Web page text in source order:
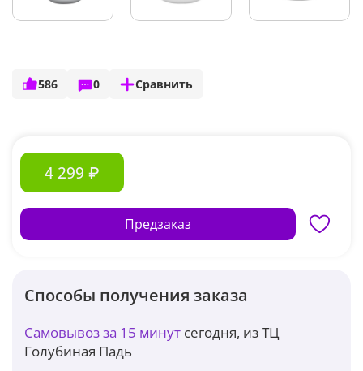
586 0 Сравнить
4 299 ₽
Предзаказ
Способы получения заказа
Самовывоз за 15 минут сегодня, из ТЦ
Голубиная Падь